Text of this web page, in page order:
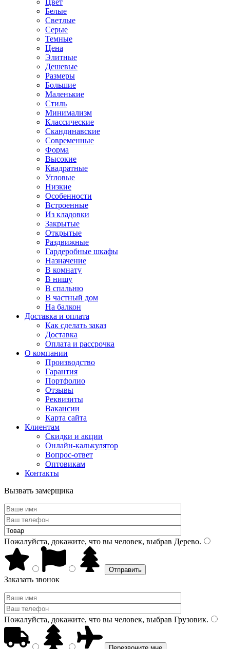
Цвет
Белые
Светлые
Серые
Темные
Цена
Элитные
Дешевые
Размеры
Большие
Маленькие
Стиль
Минимализм
Классические
Скандинавские
Современные
Форма
Высокие
Квадратные
Угловые
Низкие
Особенности
Встроенные
Из кладовки
Закрытые
Открытые
Раздвижные
Гардеробные шкафы
Назначение
В комнату
В нишу
В спальню
В частный дом
На балкон
Доставка и оплата
Как сделать заказ
Доставка
Оплата и рассрочка
О компании
Производство
Гарантия
Портфолио
Отзывы
Реквизиты
Вакансии
Карта сайта
Клиентам
Скидки и акции
Онлайн-калькулятор
Вопрос-ответ
Оптовикам
Контакты
Вызвать замерщика
Пожалуйста, докажите, что вы человек, выбрав Дерево.
Заказать звонок
Пожалуйста, докажите, что вы человек, выбрав Грузовик.